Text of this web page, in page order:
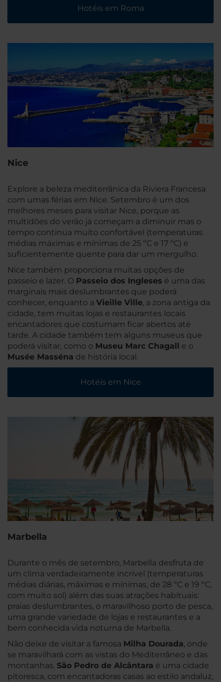
Hotéis em Roma
Nice
Explore a beleza mediterrânica da Riviera Francesa
com umas férias em Nice. Setembro é um dos
melhores meses para visitar Nice, porque as
multidões do verão já começam a diminuir mas o
tempo continua muito confortável (temperaturas
médias máximas e mínimas de 25 ºC e 17 ºC) e
suficientemente quente para dar um mergulho.
Nice também proporciona muitas opções de
passeio e lazer. O Passeio dos Ingleses é uma das
marginais mais deslumbrantes que poderá
conhecer, enquanto a Vieille Ville, a zona antiga da
cidade, tem muitas lojas e restaurantes locais
encantadores que costumam ficar abertos até
tarde. A cidade também tem alguns museus que
poderá visitar, como o Museu Marc Chagall e o
Musée Masséna de história local.
Hotéis em Nice
Marbella
Durante o mês de setembro, Marbella desfruta de
um clima verdadeiramente incrível (temperaturas
médias diárias, máximas e mínimas, de 28 ºC e 19 ºC,
com muito sol) além das suas atrações habituais:
praias deslumbrantes, o maravilhoso porto de pesca,
uma grande variedade de lojas e restaurantes e a
bem conhecida vida noturna de Marbella.
Não deixe de visitar a famosa Milha Dourada, onde
se maravilhará com as vistas do Mediterrâneo e das
montanhas. São Pedro de Alcântara é uma cidade
pitoresca, com encantadoras casas ao estilo andaluz,